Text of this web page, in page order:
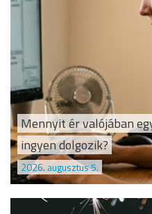
Mennyit ér valójában
ingyen dolgozik?
2026. augusztus 5.